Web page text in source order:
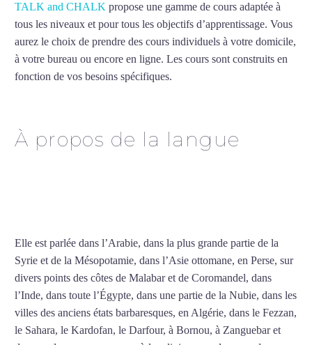
TALK and CHALK propose une gamme de cours adaptée à
tous les niveaux et pour tous les objectifs d’apprentissage. Vous
aurez le choix de prendre des cours individuels à votre domicile,
à votre bureau ou encore en ligne. Les cours sont construits en
fonction de vos besoins spécifiques.
À propos de la langue
Elle est parlée dans l’Arabie, dans la plus grande partie de la
Syrie et de la Mésopotamie, dans l’Asie ottomane, en Perse, sur
divers points des côtes de Malabar et de Coromandel, dans
l’Inde, dans toute l’Égypte, dans une partie de la Nubie, dans les
villes des anciens états barbaresques, en Algérie, dans le Fezzan,
le Sahara, le Kardofan, le Darfour, à Bornou, à Zanguebar et